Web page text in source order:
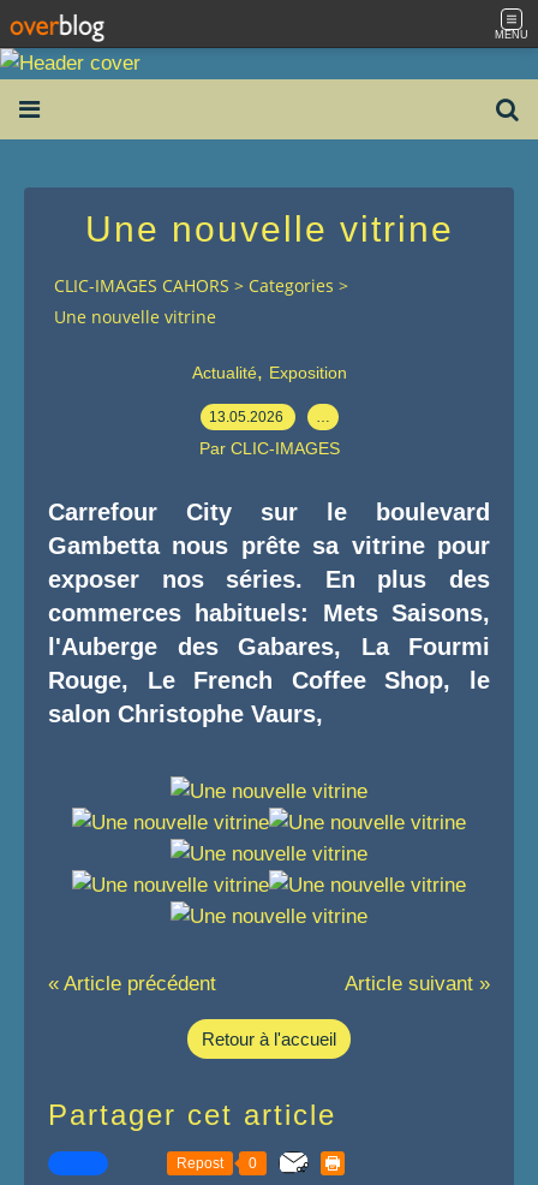
MENU
Une nouvelle vitrine
CLIC-IMAGES CAHORS > Categories >
Une nouvelle vitrine
Actualité, Exposition
13.05.2026
Par CLIC-IMAGES
Carrefour City sur le boulevard
Gambetta nous prête sa vitrine pour
exposer nos séries. En plus des
commerces habituels: Mets Saisons,
l'Auberge des Gabares, La Fourmi
Rouge, Le French Coffee Shop, le
salon Christophe Vaurs,
« Article précédent Article suivant »
Retour à l'accueil
Partager cet article
Repost 0